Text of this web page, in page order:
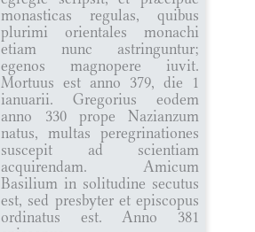
monasticas regulas, quibus
plurimi orientales monachi
etiam nunc astringuntur;
egenos magnopere iuvit.
Mortuus est anno 379, die 1
ianuarii. Gregorius eodem
anno 330 prope Nazianzum
natus, multas peregrinationes
suscepit ad scientiam
acquirendam. Amicum
Basilium in solitudine secutus
est, sed presbyter et episcopus
ordinatus est. Anno 381